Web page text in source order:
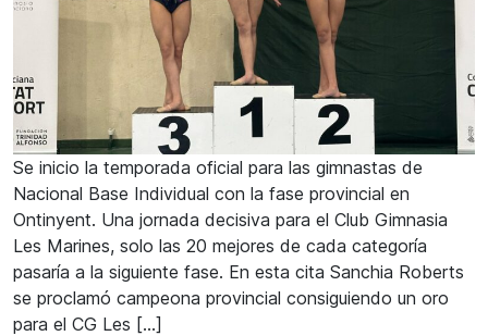
Se inicio la temporada oficial para las gimnastas de
Nacional Base Individual con la fase provincial en
Ontinyent. Una jornada decisiva para el Club Gimnasia
Les Marines, solo las 20 mejores de cada categoría
pasaría a la siguiente fase. En esta cita Sanchia Roberts
se proclamó campeona provincial consiguiendo un oro
para el CG Les […]